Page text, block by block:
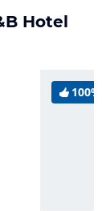
Hotel
100%